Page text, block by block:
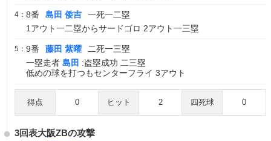
4： 8番 島田 倭吉
一死一二塁
1アウト一二塁からサードゴロ 2アウト一三塁
5： 9番 藤田 紫曜
二死一三塁
一塁走者 島田 :盗塁成功 二三塁
低めの球を打つもセンターフライ 3アウト
得点 0 ヒット 2 四死球 0
3回表大阪ZBの攻撃